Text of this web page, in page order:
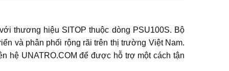
thương hiệu SITOP thuộc dòng PSU100S. Bộ
và phân phối rộng rãi trên thị trường Việt Nam.
hệ UNATRO.COM để được hỗ trợ một cách tận